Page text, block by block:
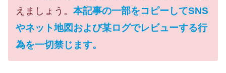
えましょう。 本記事の一部をコピーしてSNS
やネット地図および某ログでレビューする行
為を一切禁じます。